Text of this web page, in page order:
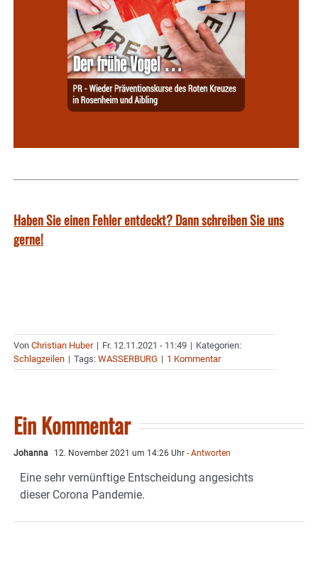
Haben Sie einen Fehler entdeckt? Dann schreiben Sie uns
gerne!
Von Christian Huber | Fr. 12.11.2021 - 11:49 | Kategorien:
Schlagzeilen | Tags: WASSERBURG | 1 Kommentar
Ein Kommentar
Johanna 12. November 2021 um 14:26 Uhr - Antworten
Eine sehr vernünftige Entscheidung angesichts
dieser Corona Pandemie.